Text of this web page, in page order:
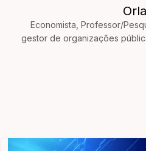
Economista, Professor/
gestor de organizações